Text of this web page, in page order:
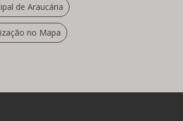
de Araucária
no Mapa